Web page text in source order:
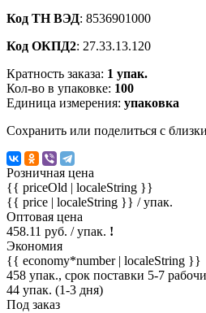
Код ТН ВЭД: 8536901000
Код ОКПД2: 27.33.13.120
Кратность заказа: 1 упак.
Кол-во в упаковке: 100
Единица измерения: упаковка
Сохранить или поделиться с
Розничная цена
{{ priceOld | localeString }}
{{ price | localeString }} / упак.
Оптовая цена
458.11 руб. / упак. !
Экономия
{{ economy*number | localeString }}
458 упак., срок поставки 5-7
44 упак. (1-3 дня)
Под заказ